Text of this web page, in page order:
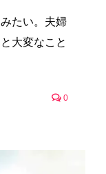
たい。夫婦
大変なこと
0